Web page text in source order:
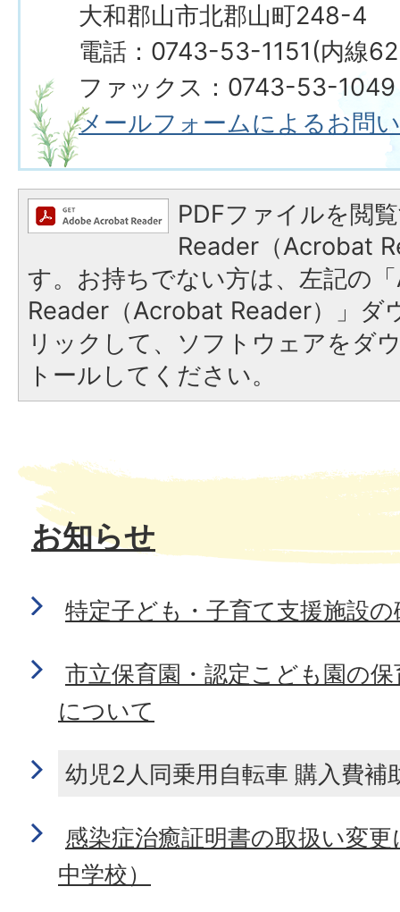
大和郡山市北郡山町248-4
電話：0743-53-1151(内線
ファックス：0743-53-1049
メールフォームによるお問
PDFファイルを閲
Reader（Acrobat
す。お持ちでない方は、左記の
Reader（Acrobat Reader）」ダ
リックして、ソフトウェアをダ
トールしてください。
お知らせ
特定子ども・子育て支援施設
市立保育園・認定こども園の
について
幼児2人同乗用自転車 購入費補
感染症治癒証明書の取扱い変
中学校）